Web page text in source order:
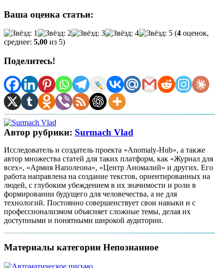
Ваша оценка статьи:
(4 оценок,
среднее: 5,00 из 5)
Поделитесь!
Автор рубрики: Surmach Vlad
Исследователь и создатель проекта «Anomaly-Hub», а также
автор множества статей для таких платформ, как «Журнал для
всех», «Армия Наполеона», «Центр Аномалий» и других. Его
работа направлена на создание текстов, ориентированных на
людей, с глубоким убеждением в их значимости и роли в
формировании будущего для человечества, а не для
технологий. Постоянно совершенствует свои навыки и с
профессионализмом объясняет сложные темы, делая их
доступными и понятными широкой аудитории.
Материалы категории Непознанное